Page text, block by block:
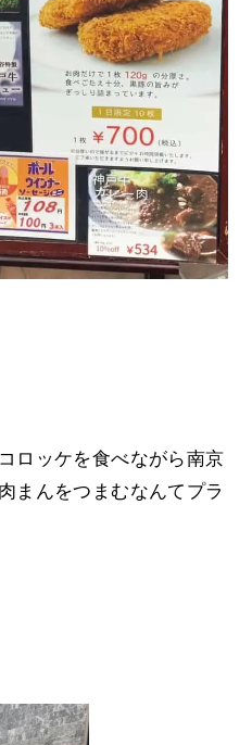
ロッケを食べながら南京
まんをつまむなんてプラ